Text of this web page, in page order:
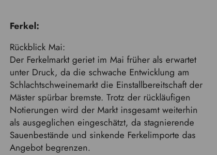
Ferkel:
Rückblick Mai:
Der Ferkelmarkt geriet im Mai früher als erwartet
unter Druck, da die schwache Entwicklung am
Schlachtschweinemarkt die Einstallbereitschaft der
Mäster spürbar bremste. Trotz der rückläufigen
Notierungen wird der Markt insgesamt weiterhin
als ausgeglichen eingeschätzt, da stagnierende
Sauenbestände und sinkende Ferkelimporte das
Angebot begrenzen.